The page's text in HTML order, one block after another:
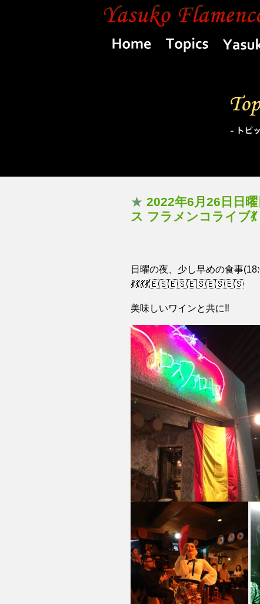
★ 2022年6月26日日
ス フラメンコライブ💃
日曜の夜、少し早めの食事
💃💃💃💃🇪🇸🇪🇸🇪🇸🇪🇸🇪🇸
美味しいワインと共に‼️